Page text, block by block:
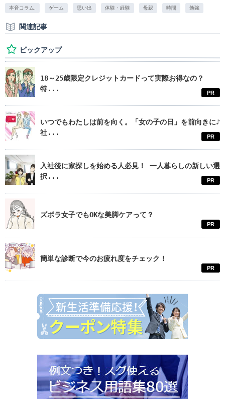
本音コラム. ゲーム 思い出 体験・経験 母親 時間 勉強
関連記事
ピックアップ
18～25歳限定クレジットカードって実際お得なの？
特...
PR
いつでもわたしは前を向く。「女の子の日」を前向きに♪
社...
PR
入社後に家探しを始める人必見！ 一人暮らしの新しい選
択...
PR
ズボラ女子でもOKな美脚ケアって？
PR
簡単な診断で今のお疲れ度をチェック！
PR